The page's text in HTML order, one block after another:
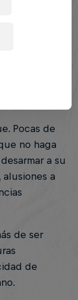
Pocas de
no haga
a su
a
de ser
de